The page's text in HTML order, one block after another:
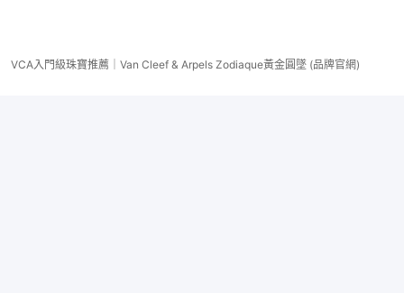
VCA入門級珠寶推薦｜Van Cleef & Arpels Zodiaque黃金圓墜 (品牌官網)